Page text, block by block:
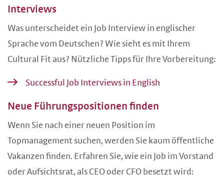
Interviews
Was unterscheidet ein Job Interview in englischer
Sprache vom Deutschen? Wie sieht es mit Ihrem
Cultural Fit aus? Nützliche Tipps für Ihre Vorbereitung:
Successful Job Interviews in English
Neue Führungspositionen finden
Wenn Sie nach einer neuen Position im
Topmanagement suchen, werden Sie kaum öffentliche
Vakanzen finden. Erfahren Sie, wie ein Job im Vorstand
oder Aufsichtsrat, als CEO oder CFO besetzt wird: